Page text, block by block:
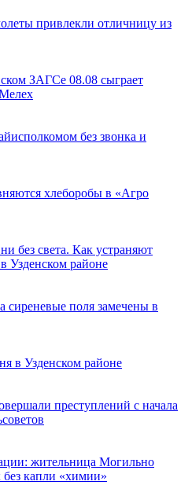
привлекли отличницу из
ЗАГСе 08.08 сыграет
без звонка и
хлеборобы в «Агро
без света. Как устраняют
Узденском районе
сиреневые поля замечены в
в Узденском районе
преступлений с начала
жительница Могильно
без капли «химии»